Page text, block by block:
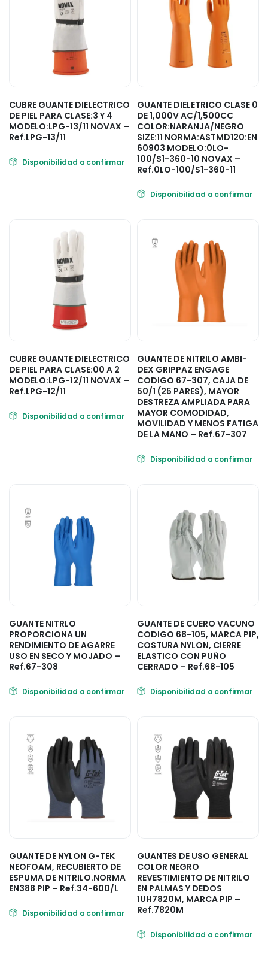
CUBRE GUANTE DIELECTRICO
DE PIEL PARA CLASE:3 Y 4
MODELO:LPG-13/11 NOVAX –
Ref.LPG-13/11
Disponibilidad a confirmar
GUANTE DIELETRICO CLASE 0
DE 1,000V AC/1,500CC
COLOR:NARANJA/NEGRO
SIZE:11 NORMA:ASTMD120:EN
60903 MODELO:0LO-
100/S1-360-10 NOVAX –
Ref.0LO-100/S1-360-11
Disponibilidad a confirmar
CUBRE GUANTE DIELECTRICO
DE PIEL PARA CLASE:00 A 2
MODELO:LPG-12/11 NOVAX –
Ref.LPG-12/11
Disponibilidad a confirmar
GUANTE DE NITRILO AMBI-
DEX GRIPPAZ ENGAGE
CODIGO 67-307, CAJA DE
50/1 (25 PARES), MAYOR
DESTREZA AMPLIADA PARA
MAYOR COMODIDAD,
MOVILIDAD Y MENOS FATIGA
DE LA MANO – Ref.67-307
Disponibilidad a confirmar
GUANTE NITRLO
PROPORCIONA UN
RENDIMIENTO DE AGARRE
USO EN SECO Y MOJADO –
Ref.67-308
Disponibilidad a confirmar
GUANTE DE CUERO VACUNO
CODIGO 68-105, MARCA PIP,
COSTURA NYLON, CIERRE
ELASTICO CON PUÑO
CERRADO – Ref.68-105
Disponibilidad a confirmar
GUANTE DE NYLON G-TEK
NEOFOAM, RECUBIERTO DE
ESPUMA DE NITRILO.NORMA
EN388 PIP – Ref.34-600/L
Disponibilidad a confirmar
GUANTES DE USO GENERAL
COLOR NEGRO
REVESTIMIENTO DE NITRILO
EN PALMAS Y DEDOS
1UH7820M, MARCA PIP –
Ref.7820M
Disponibilidad a confirmar